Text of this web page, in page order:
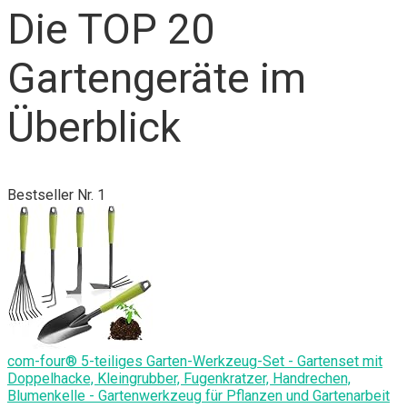
Die TOP 20
Gartengeräte im
Überblick
Bestseller Nr. 1
com-four® 5-teiliges Garten-Werkzeug-Set - Gartenset mit
Doppelhacke, Kleingrubber, Fugenkratzer, Handrechen,
Blumenkelle - Gartenwerkzeug für Pflanzen und Gartenarbeit